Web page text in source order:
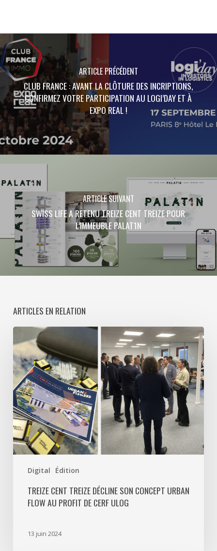
ARTICLE PRÉCÉDENT
CLUB FRANCE : AVANT LA CLÔTURE DES INCRIPTIONS,
CONFIRMEZ VOTRE PARTICIPATION AU LOGI’DAY ET À
EXPO REAL !
ARTICLE SUIVANT
SWISS LIFE A RETENU TREIZE CENT TREIZE POUR
L’IMMEUBLE PALAT1N
ARTICLES EN RELATION
Digital Édition
Cent
Treize
décline
son
concept
Urban
Flow
au
profit
CERF
TREIZE CENT TREIZE DÉCLINE SON CONCEPT URBAN
FLOW AU PROFIT DE CERF ULOG
13 juin 2024